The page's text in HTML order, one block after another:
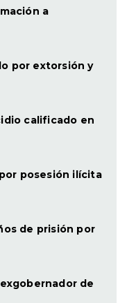
a
por extorsión y
calificado en
posesión ilícita
de prisión por
de